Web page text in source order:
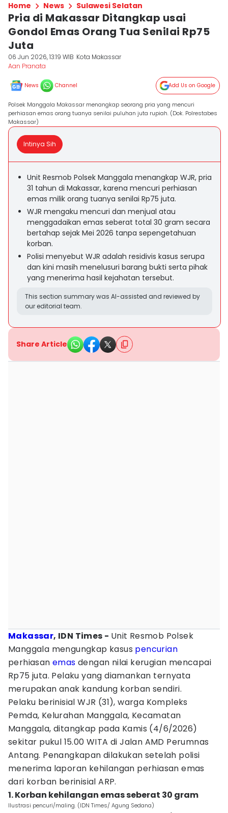
Home News Sulawesi Selatan
Pria di Makassar Ditangkap usai
Gondol Emas Orang Tua Senilai Rp75
Juta
06 Jun 2026, 13:19 WIB Kota Makassar
Aan Pranata
News Channel Add Us on Google
Polsek Manggala Makassar menangkap seorang pria yang mencuri
perhiasan emas orang tuanya senilai puluhan juta rupiah. (Dok. Polrestabes
Makassar)
Intinya Sih
Unit Resmob Polsek Manggala menangkap WJR, pria
31 tahun di Makassar, karena mencuri perhiasan
emas milik orang tuanya senilai Rp75 juta.
WJR mengaku mencuri dan menjual atau
menggadaikan emas seberat total 30 gram secara
bertahap sejak Mei 2026 tanpa sepengetahuan
korban.
Polisi menyebut WJR adalah residivis kasus serupa
dan kini masih menelusuri barang bukti serta pihak
yang menerima hasil kejahatan tersebut.
This section summary was AI-assisted and reviewed by
our editorial team.
Share Article
Makassar, IDN Times - Unit Resmob Polsek
Manggala mengungkap kasus pencurian
perhiasanemas dengan nilai kerugian mencapai
Rp75 juta. Pelaku yang diamankan ternyata
merupakan anak kandung korban sendiri.
Pelaku berinisial WJR (31), warga Kompleks
Pemda, Kelurahan Manggala, Kecamatan
Manggala, ditangkap pada Kamis (4/6/2026)
sekitar pukul 15.00 WITA di Jalan AMD Perumnas
Antang. Penangkapan dilakukan setelah polisi
menerima laporan kehilangan perhiasan emas
dari korban berinisial ARP.
1. Korban kehilangan emas seberat 30 gram
Ilustrasi pencuri/maling. (IDN Times/ Agung Sedana)